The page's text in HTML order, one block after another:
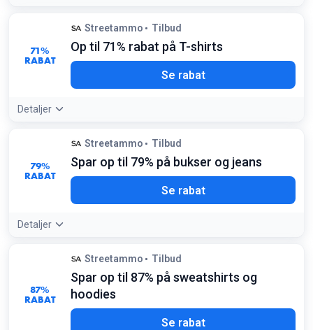
Tilbudsdetaljer:
Dette inkluderer både decks, hjul og
komplette boards fra topmærker
71%
RABAT
Streetammo Tilbud
Op til 71% rabat på T-shirts
Se rabat
Detaljer
Tilbudsdetaljer:
Basic tees kan findes til helt ned til 100 kr.
stykket i udsalgssektionen
79%
RABAT
Streetammo Tilbud
Spar op til 79% på bukser og jeans
Se rabat
Detaljer
Tilbudsdetaljer:
Populære mærker som Dickies og Carhartt
er ofte inkluderet i udsalget med store besparelser
87%
RABAT
Streetammo Tilbud
Spar op til 87% på sweatshirts og
hoodies
Se rabat